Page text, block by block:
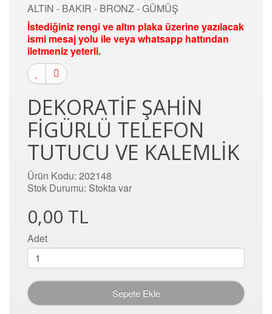
ALTIN - BAKIR - BRONZ - GÜMÜŞ
İstediğiniz rengi ve altın plaka üzerine yazılacak
ismi mesaj yolu ile veya whatsapp hattından
iletmeniz yeterli.
DEKORATIF ŞAHIN
FIGÜRLÜ TELEFON
TUTUCU VE KALEMLIK
Ürün Kodu: 202148
Stok Durumu: Stokta var
0,00 TL
Adet
Sepete Ekle